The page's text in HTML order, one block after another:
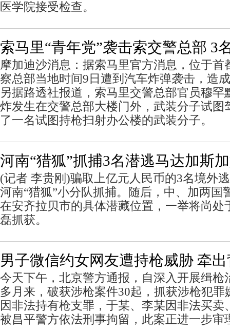
医学院接受检查。
索马里“青年党”袭击索交警总部 3
摩加迪沙消息：据索马里官方消息，位于首
察总部当地时间9日遭到汽车炸弹袭击，造
另据路透社报道，索马里交警总部官员穆罕
炸发生在交警总部大楼门外，武装分子试图
了一名试图持枪扫射办公楼的武装分子。
河南“猎狐”抓捕3名潜逃马达加斯
(记者 李贵刚)骗取上亿元人民币的3名境外
河南“猎狐”小分队抓捕。随后，中、加两国
在安齐拉贝市的具体潜藏位置，一举将尚处
磊抓获。
男子微信约女网友遭持枪威胁 牵
今天下午，北京警方通报，自深入开展缉枪
多月来，破获涉枪案件30起，抓获涉枪犯罪
因非法持有枪支罪，于某、李某因非法买卖
被昌平警方依法刑事拘留，此案正进一步审